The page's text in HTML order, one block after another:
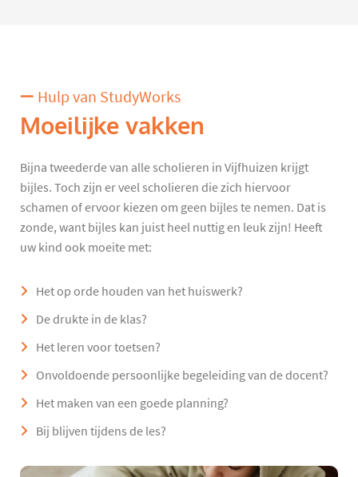
Hulp van StudyWorks
Moeilijke vakken
Bijna tweederde van alle scholieren in Vijfhuizen krijgt
bijles. Toch zijn er veel scholieren die zich hiervoor
schamen of ervoor kiezen om geen bijles te nemen. Dat is
zonde, want bijles kan juist heel nuttig en leuk zijn! Heeft
uw kind ook moeite met:
Het op orde houden van het huiswerk?
De drukte in de klas?
Het leren voor toetsen?
Onvoldoende persoonlijke begeleiding van de docent?
Het maken van een goede planning?
Bij blijven tijdens de les?